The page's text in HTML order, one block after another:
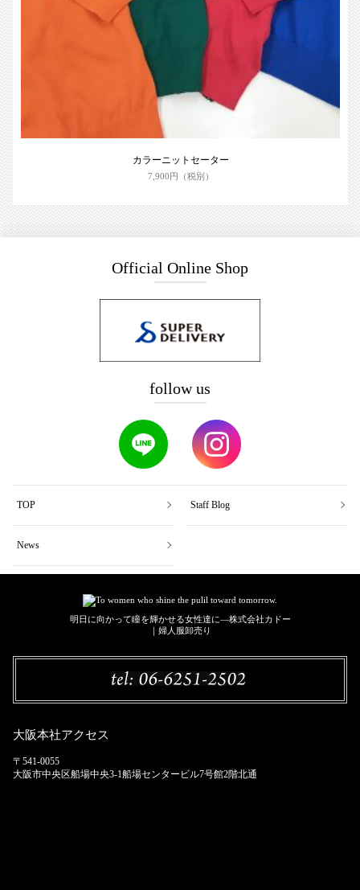
カラーニットセーター
7,900円（税別）
Official Online Shop
follow us
TOP Staff Blog
News
明日に向かって瞳を輝かせる女性達に―株式会社カドー
｜婦人服卸売り
大阪本社アクセス
〒541-0055
大阪市中央区船場中央3-1船場センタービル7号館2階北通